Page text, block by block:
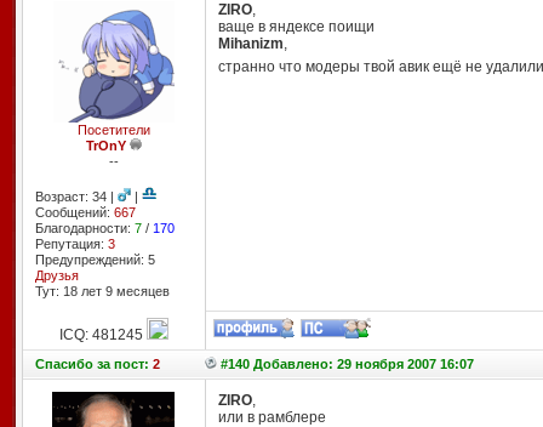
Посетители
TrOnY
--
Возраст: 34 |
|
Сообщений: 667
Благодарности: 7/ 170
Репутация: 3
Предупреждений: 5
Друзья
Тут: 18 лет 9 месяцев
ZIRO,
ваще в яндексе поищи
Mihanizm,
странно что модеры твой авик ещё не
ICQ: 481245
Спасибоза пост: 2 #140 Добавлено: 29 ноября 2007 16:07
ZIRO,
или в рамблере